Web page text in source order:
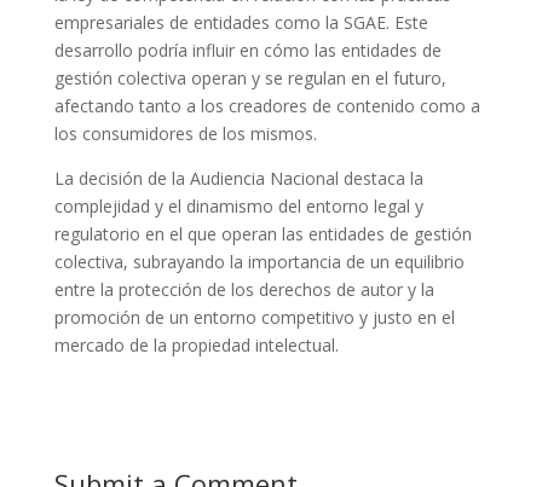
empresariales de entidades como la SGAE. Este
desarrollo podría influir en cómo las entidades de
gestión colectiva operan y se regulan en el futuro,
afectando tanto a los creadores de contenido como a
los consumidores de los mismos.
La decisión de la Audiencia Nacional destaca la
complejidad y el dinamismo del entorno legal y
regulatorio en el que operan las entidades de gestión
colectiva, subrayando la importancia de un equilibrio
entre la protección de los derechos de autor y la
promoción de un entorno competitivo y justo en el
mercado de la propiedad intelectual.